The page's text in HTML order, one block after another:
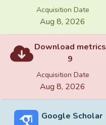
Acquisition Date
Aug 8, 2026
Download metrics
9
Acquisition Date
Aug 8, 2026
Google Scholar